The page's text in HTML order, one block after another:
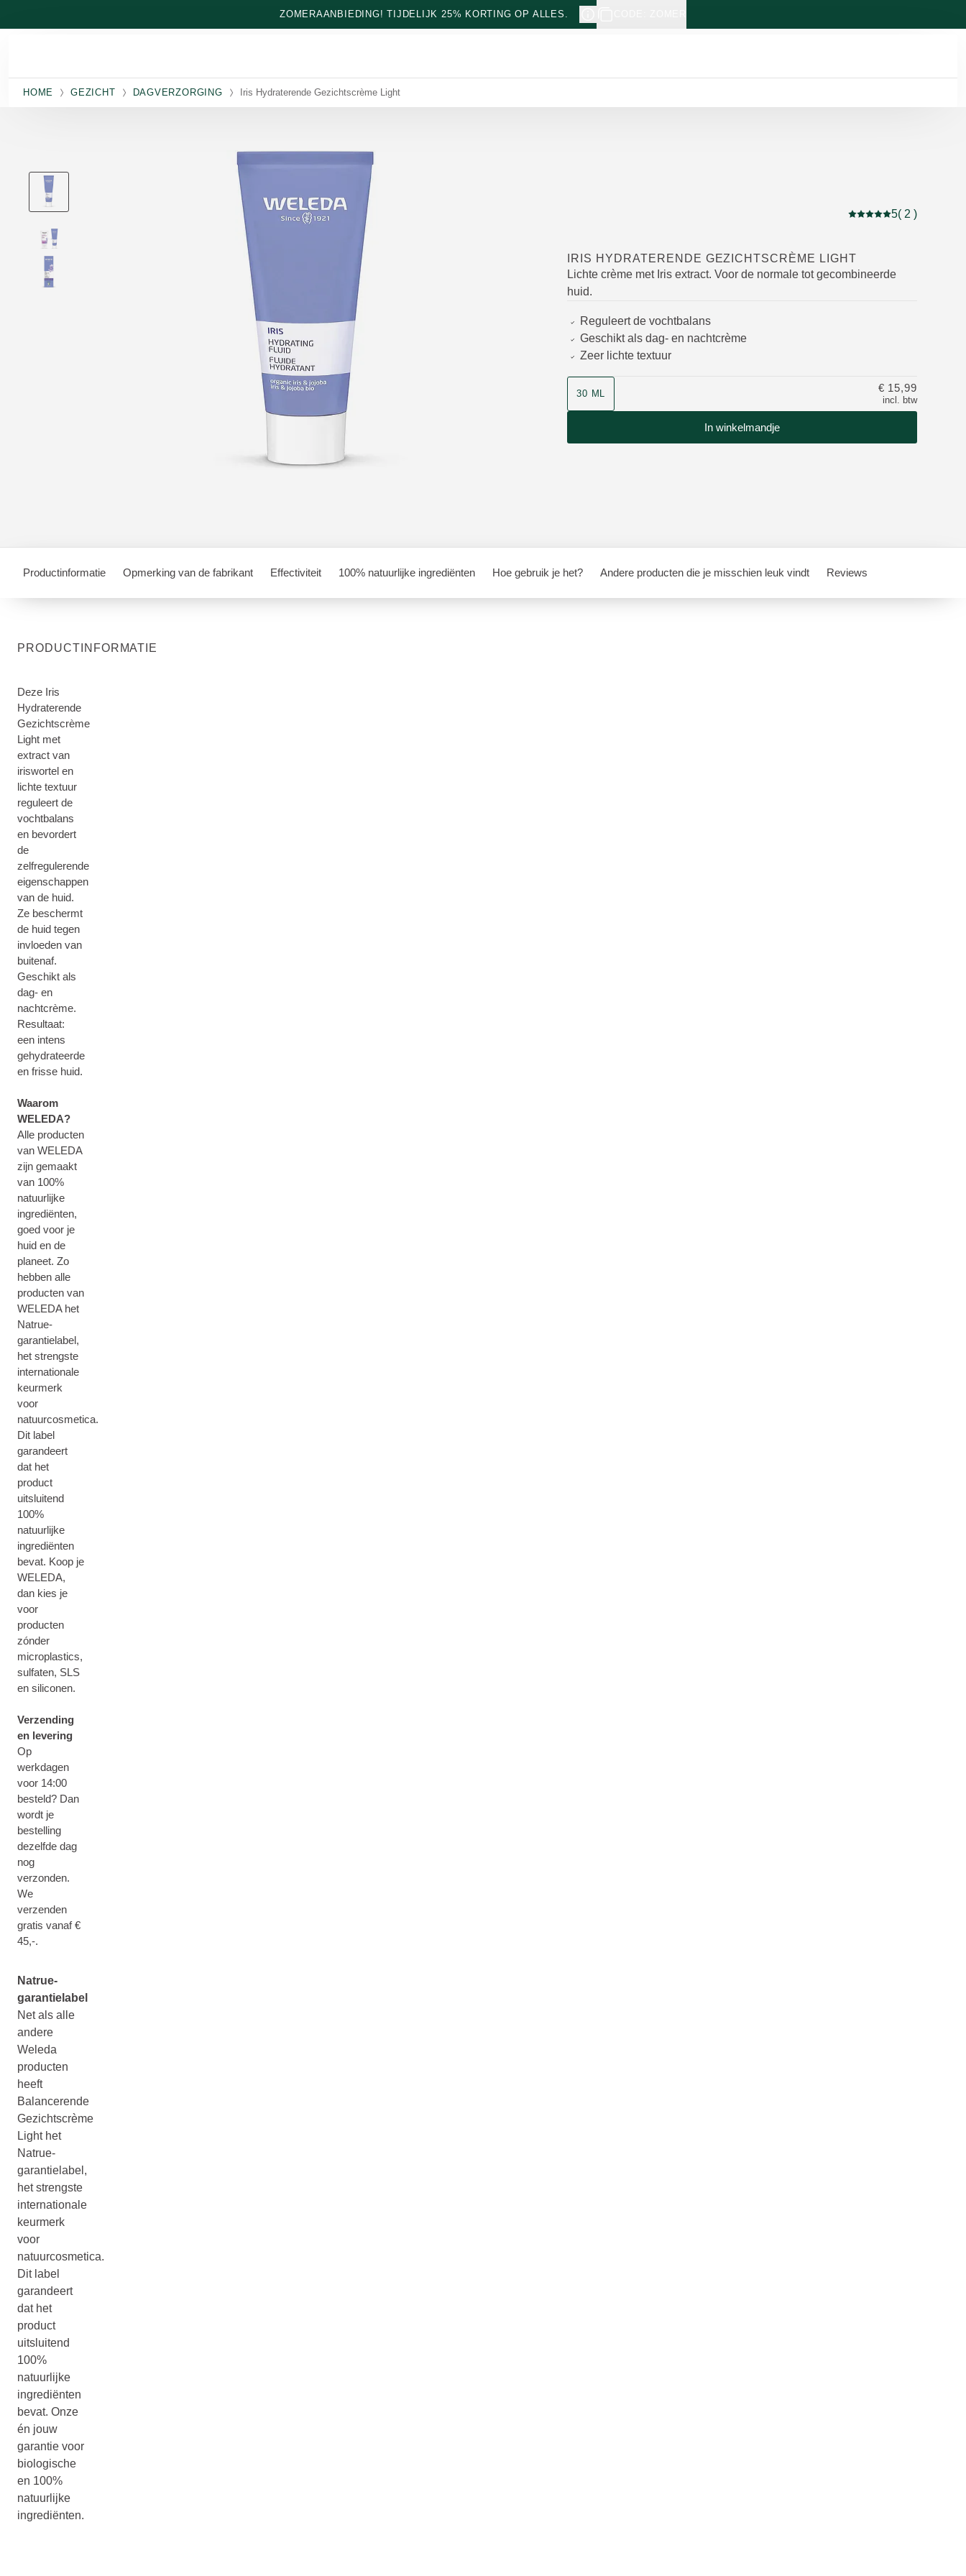
ZOMERAANBIEDING! TIJDELIJK 25% KORTING OP ALLES.
HOME GEZICHT DAGVERZORGING Iris Hydraterende Gezichtscrème Light
Beoordeling: 5 van 5
5( 2 )
IRIS HYDRATERENDE GEZICHTSCRÈME LIGHT
Lichte crème met Iris extract. Voor de normale tot gecombineerde
huid.
Reguleert de vochtbalans
Geschikt als dag- en nachtcrème
Zeer lichte textuur
30 ML
incl. btw
€ 15,99
In winkelmandje
Productinformatie Opmerking van de fabrikant Effectiviteit 100% natuurlijke ingrediënten Hoe gebruik je het? Andere producten die je misschien leuk vindt Reviews
PRODUCTINFORMATIE
Deze Iris
Hydraterende
Gezichtscrème
Light met
extract van
iriswortel en
lichte textuur
reguleert de
vochtbalans
en bevordert
de
zelfregulerende
eigenschappen
van de huid.
Ze beschermt
de huid tegen
invloeden van
buitenaf.
Geschikt als
dag- en
nachtcrème.
Resultaat:
een intens
gehydrateerde
en frisse huid.
Waarom
WELEDA?
Alle producten
van WELEDA
zijn gemaakt
van 100%
natuurlijke
ingrediënten,
goed voor je
huid en de
planeet. Zo
hebben alle
producten van
WELEDA het
Natrue-
garantielabel,
het strengste
internationale
keurmerk
voor
natuurcosmetica.
Dit label
garandeert
dat het
product
uitsluitend
100%
natuurlijke
ingrediënten
bevat. Koop je
WELEDA,
dan kies je
voor
producten
zónder
microplastics,
sulfaten, SLS
en siliconen.
Verzending
en levering
Op
werkdagen
voor 14:00
besteld? Dan
wordt je
bestelling
dezelfde dag
nog
verzonden.
We
verzenden
gratis vanaf €
45,-.
Natrue-
garantielabel
Net als alle
andere
Weleda
producten
heeft
Balancerende
Gezichtscrème
Light het
Natrue-
garantielabel,
het strengste
internationale
keurmerk
voor
natuurcosmetica.
Dit label
garandeert
dat het
product
uitsluitend
100%
natuurlijke
ingrediënten
bevat. Onze
én jouw
garantie voor
biologische
en 100%
natuurlijke
ingrediënten.